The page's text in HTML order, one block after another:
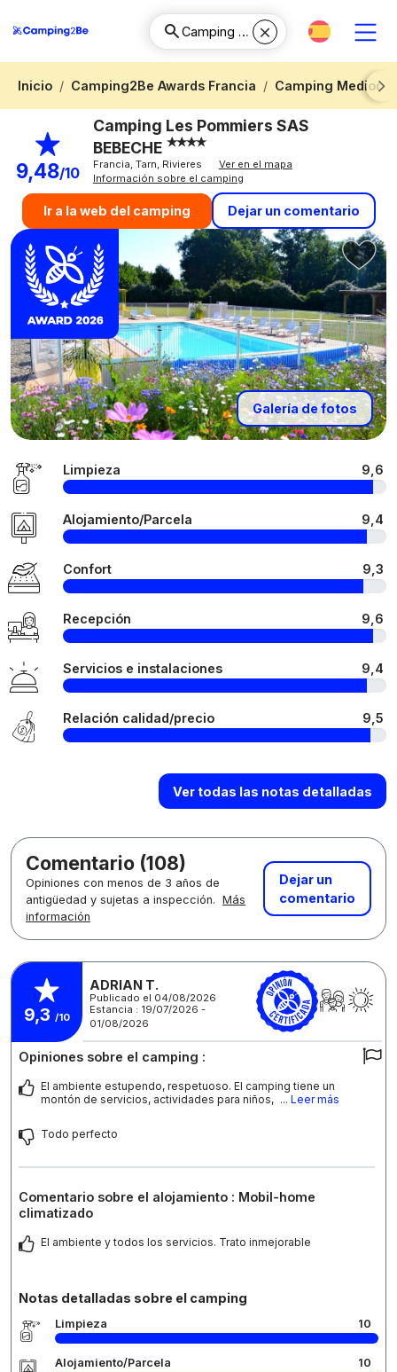
Inicio Camping2Be Awards Francia
Camping
Next
9,48/10
Camping Les Pommiers SAS
BEBECHE
Francia, Tarn, Rivieres
Ver en el mapa
Información sobre el camping
Ir a la web del camping Dejar un comentario
Galería de fotos
Limpieza 9,6
Alojamiento/Parcela 9,4
Confort 9,3
Recepción 9,6
Servicios e instalaciones 9,4
Relación calidad/precio 9,5
Ver todas las notas detalladas
Comentario (108)
Opiniones con menos de 3 años de
antigüedad y sujetas a inspección. Más
información
Dejar un
comentario
9,3 /10
ADRIAN T.
Publicado el 04/08/2026
Estancia : 19/07/2026 -
01/08/2026
Opiniones sobre el camping :
El ambiente estupendo, respetuoso. El camping tiene un
montón de servicios, actividades para niños, ... Leer más
Todo perfecto
Comentario sobre el alojamiento : Mobil-home
climatizado
El ambiente y todos los servicios. Trato inmejorable
Notas detalladas sobre el camping
Limpieza 10
Alojamiento/Parcela 10